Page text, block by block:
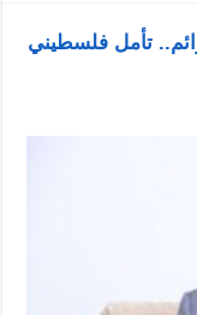
تأمل فلسطيني